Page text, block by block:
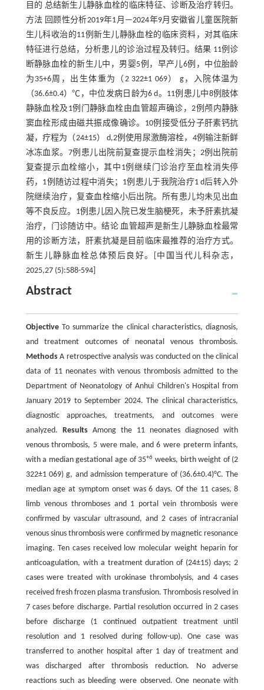
目的 总结新生儿静脉血栓的临床特征、诊断及治疗转归。
方法 回顾性分析2019年1月—2024年9月安徽省儿童医院新
生儿科收治的11例新生儿静脉血栓的临床资料，对其临床
特征进行总结，分析患儿的诊治过程及转归。结果 11例诊
断静脉血栓的新生儿中，男婴5例，早产儿6例，中位胎龄
为35+6周，出生体重为（2 322±1 069） g，入院体温为
（36.6±0.4）℃，中位发病日龄为6 d。11例患儿中8例肢体
静脉血栓及1例门静脉血栓由血管超声确诊，2例颅内静脉
窦血栓形成由磁共振成像确诊。10例接受低分子肝素钙抗
凝，疗程为（24±15） d,2例使用尿激酶溶栓，4例输注新鲜
冰冻血浆。7例患儿出院前复查提示血栓消失；2例出院前
复查提示血栓缩小，其中1例继续门诊治疗至血栓消失停
药，1例随访过程中消失；1例患儿于我院治疗1 d后转入外
院继续治疗，复查血栓缩小后出院。所有患儿均未见出血
等不良反应。1例患儿因入院已发生脑梗死，未予肝素抗凝
治疗，门诊随访中。结论 血管超声是新生儿静脉血栓最常
用的诊断方法，肝素抗凝是目前临床最推荐的治疗方式。
新生儿静脉血栓总体预后良好。[中国当代儿科杂志，
2025,27 (5):588-594]
Abstract
ObjectiveTo summarize the clinical characteristics, diagnosis,
and treatment outcomes of neonatal venous thrombosis.
MethodsA retrospective analysis was conducted on the clinical
data of 11 neonates with venous thrombosis admitted to the
Department of Neonatology of Anhui Children's Hospital from
January 2019 to September 2024. The clinical characteristics,
diagnostic approaches, treatments, and outcomes were
analyzed.
ResultsAmong the 11 neonates diagnosed with
venous thrombosis, 5 were male, and 6 were preterm infants,
with a median gestational age of 35+6 weeks, birth weight of (2
322±1 069) g, and admission temperature of (36.6±0.4)°C. The
median age at symptom onset was 6 days. Of the 11 cases, 8
limb venous thromboses and 1 portal vein thrombosis were
confirmed by vascular ultrasound, and 2 cases of intracranial
venous sinus thrombosis were confirmed by magnetic resonance
imaging. Ten cases received low molecular weight heparin for
anticoagulation, with a treatment duration of (24±15) days; 2
cases were treated with urokinase thrombolysis, and 4 cases
received fresh frozen plasma transfusion. Thrombosis resolved in
7 cases before discharge. Partial resolution occurred in 2 cases
before discharge (1 continued outpatient treatment until
resolution and 1 resolved during follow-up). One case was
transferred to another hospital after 1 day of treatment and
was discharged after thrombosis reduction. No adverse
reactions such as bleeding were observed. One neonate with